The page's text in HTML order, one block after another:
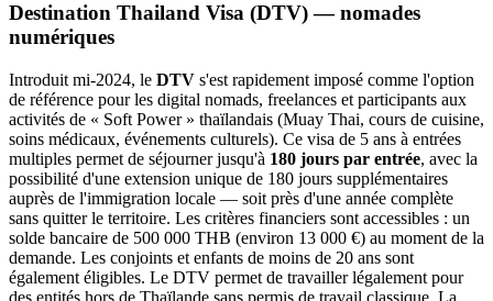
Destination Thailand Visa (DTV) — nomades
numériques
Introduit mi-2024, le DTV s'est rapidement imposé comme l'option
de référence pour les digital nomads, freelances et participants aux
activités de « Soft Power » thaïlandais (Muay Thai, cours de cuisine,
soins médicaux, événements culturels). Ce visa de 5 ans à entrées
multiples permet de séjourner jusqu'à 180 jours par entrée, avec la
possibilité d'une extension unique de 180 jours supplémentaires
auprès de l'immigration locale — soit près d'une année complète
sans quitter le territoire. Les critères financiers sont accessibles : un
solde bancaire de 500 000 THB (environ 13 000 €) au moment de la
demande. Les conjoints et enfants de moins de 20 ans sont
également éligibles. Le DTV permet de travailler légalement pour
des entités hors de Thaïlande sans permis de travail classique. La